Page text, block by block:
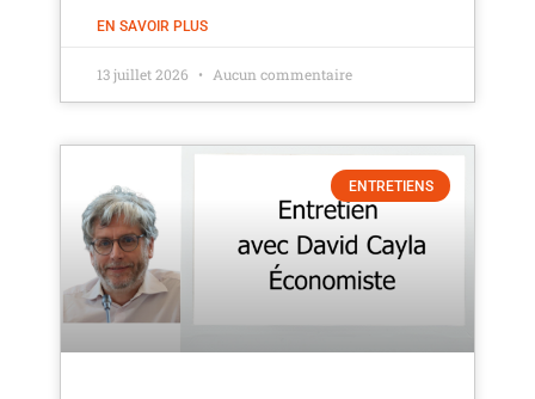
EN SAVOIR PLUS
13 juillet 2026 Aucun commentaire
ENTRETIENS